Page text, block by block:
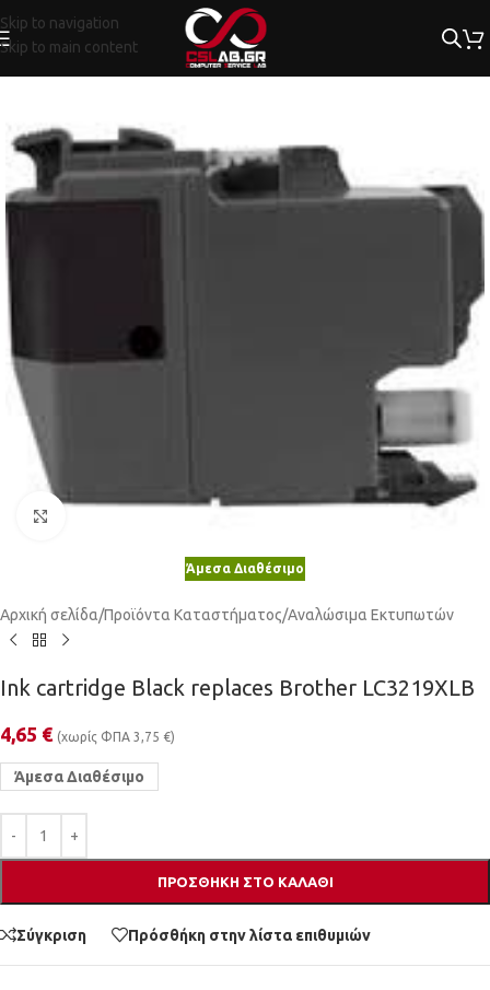
Skip to navigation
Skip to main content
Άμεσα Διαθέσιμο
Αρχική σελίδα/Προϊόντα Καταστήματος/Αναλώσιμα Εκτυπωτών
Ink cartridge Black replaces Brother LC3219XLB
4,65 € (χωρίς ΦΠΑ 3,75 €)
Άμεσα Διαθέσιμο
ΠΡΟΣΘΉΚΗ ΣΤΟ ΚΑΛΆΘΙ
Σύγκριση Πρόσθήκη στην λίστα επιθυμιών